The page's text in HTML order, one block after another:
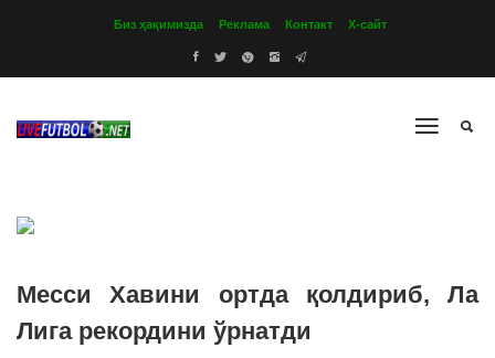
Биз ҳақимизда Реклама Контакт Х-сайт
Месси Хавини ортда қолдириб, Ла
Лига рекордини ўрнатди